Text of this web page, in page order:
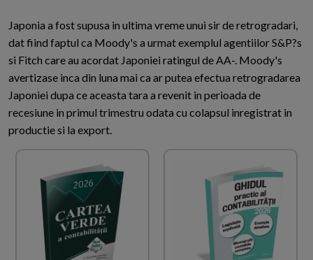
Japonia a fost supusa in ultima vreme unui sir de retrogradari,
dat fiind faptul ca Moody's a urmat exemplul agentiilor S&P?s
si Fitch care au acordat Japoniei ratingul de AA-. Moody's
avertizase inca din luna mai ca ar putea efectua retrogradarea
Japoniei dupa ce aceasta tara a revenit in perioada de
recesiune in primul trimestru odata cu colapsul inregistrat in
productie si la export.